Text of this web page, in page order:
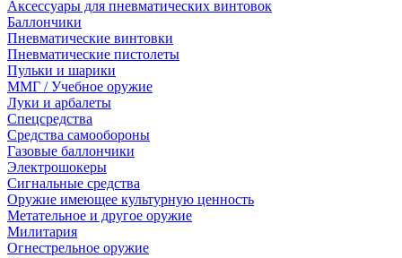
Аксессуары для пневматических винтовок
Баллончики
Пневматические винтовки
Пневматические пистолеты
Пульки и шарики
ММГ / Учебное оружие
Луки и арбалеты
Спецсредства
Средства самообороны
Газовые баллончики
Электрошокеры
Сигнальные средства
Оружие имеющее культурную ценность
Метательное и другое оружие
Милитария
Огнестрельное оружие